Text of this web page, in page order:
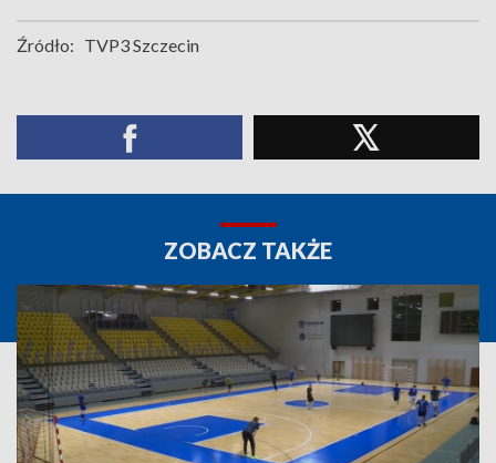
Źródło: TVP3 Szczecin
ZOBACZ TAKŻE